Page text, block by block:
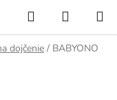
Hľadať
KOŠÍK
dojčenie / BABYONO